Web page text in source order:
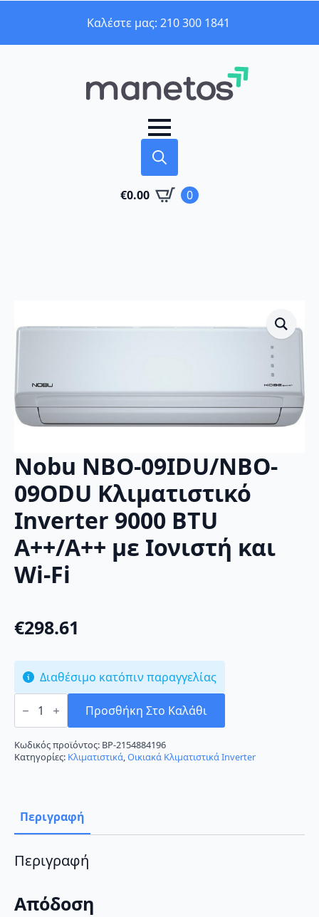
Καλέστε μας: 210 300 1841
for:
€0.00 0
Nobu NBO-09IDU/NBO-
09ODU Κλιματιστικό
Inverter 9000 BTU
A++/A++ με Ιονιστή και
Wi-Fi
€298.61
Διαθέσιμο κατόπιν παραγγελίας
Nobu
NBO-
09ODU
Κλιματιστικό
Inverter
9000
Ιονιστή
και
Wi-
ποσότητα
Προσθήκη Στο Καλάθι
Κωδικός προϊόντος: BP-2154884196
Κατηγορίες: Κλιματιστικά,Οικιακά Κλιματιστικά Inverter
Περιγραφή
Περιγραφή
Απόδοση